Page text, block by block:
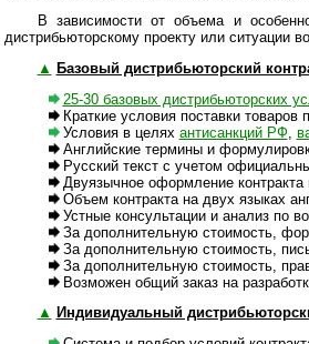
В зависимости от объема и
дистри­бью­тор­скому прое­кту или ситу­ации
▲ Базовый дистрибьюторский
25-30 базовых дистрибьюторских
Краткие условия поставки
Условия в целях антисанкций РФ,
Английские термины и
Русский текст с учетом
Двуязычное оформление
Объем контракта на двух языках
Устные консультации и анализ по
За дополнительную стоимость,
За дополнительную стоимость,
За дополнительную стоимость,
Возможен общий заказ на
▲ Индивидуальный